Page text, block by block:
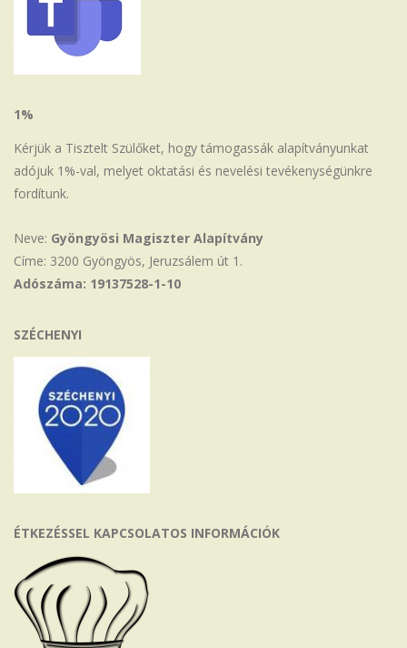
1%
Kérjük a Tisztelt Szülőket, hogy támogassák alapítványunkat
adójuk 1%-val, melyet oktatási és nevelési tevékenységünkre
fordítunk.
Neve: Gyöngyösi Magiszter Alapítvány
Címe: 3200 Gyöngyös, Jeruzsálem út 1.
Adószáma: 19137528-1-10
SZÉCHENYI
ÉTKEZÉSSEL KAPCSOLATOS INFORMÁCIÓK